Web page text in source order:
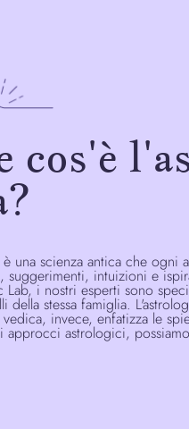
cos'è
è una scienza antica che
suggerimenti, intuizioni e
Lab, i nostri esperti sono
della stessa famiglia.
vedica, invece, enfatizza le
approcci astrologici,